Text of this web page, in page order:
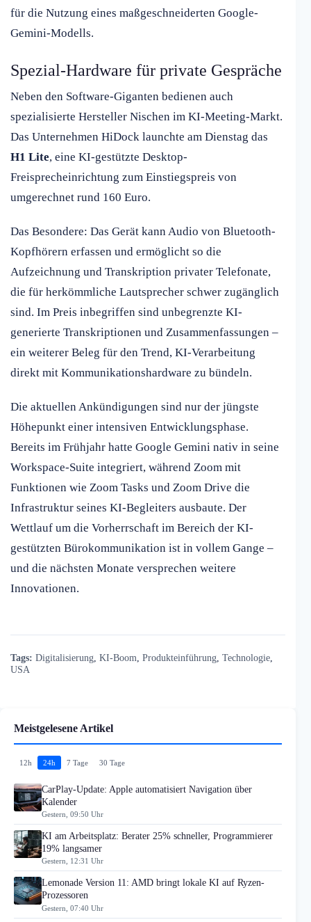
für die Nutzung eines maßgeschneiderten Google-
Gemini-Modells.
Spezial-Hardware für private Gespräche
Neben den Software-Giganten bedienen auch
spezialisierte Hersteller Nischen im KI-Meeting-Markt.
Das Unternehmen HiDock launchte am Dienstag das
H1 Lite, eine KI-gestützte Desktop-
Freisprecheinrichtung zum Einstiegspreis von
umgerechnet rund 160 Euro.
Das Besondere: Das Gerät kann Audio von Bluetooth-
Kopfhörern erfassen und ermöglicht so die
Aufzeichnung und Transkription privater Telefonate,
die für herkömmliche Lautsprecher schwer zugänglich
sind. Im Preis inbegriffen sind unbegrenzte KI-
generierte Transkriptionen und Zusammenfassungen –
ein weiterer Beleg für den Trend, KI-Verarbeitung
direkt mit Kommunikationshardware zu bündeln.
Die aktuellen Ankündigungen sind nur der jüngste
Höhepunkt einer intensiven Entwicklungsphase.
Bereits im Frühjahr hatte Google Gemini nativ in seine
Workspace-Suite integriert, während Zoom mit
Funktionen wie Zoom Tasks und Zoom Drive die
Infrastruktur seines KI-Begleiters ausbaute. Der
Wettlauf um die Vorherrschaft im Bereich der KI-
gestützten Bürokommunikation ist in vollem Gange –
und die nächsten Monate versprechen weitere
Innovationen.
Tags: Digitalisierung KI-Boom Produkteinführung Technologie
USA
Meistgelesene Artikel
12h 24h 7 Tage 30 Tage
CarPlay-Update: Apple automatisiert Navigation über
Kalender
Gestern, 09:50 Uhr
KI am Arbeitsplatz: Berater 25% schneller, Programmierer
19% langsamer
Gestern, 12:31 Uhr
Lemonade Version 11: AMD bringt lokale KI auf Ryzen-
Prozessoren
Gestern, 07:40 Uhr